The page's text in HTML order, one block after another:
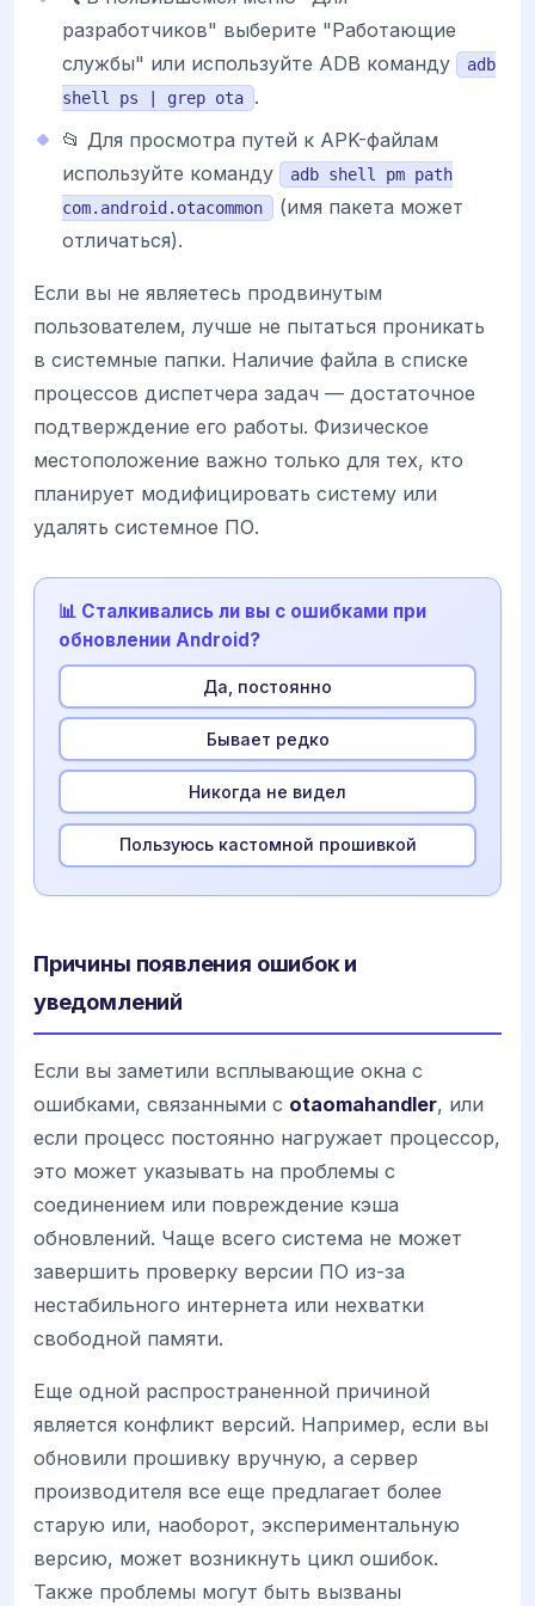
разработчиков" выберите "Работающие
службы" или используйте ADB команду
adb
shell ps | grep ota
.
📂 Для просмотра путей к APK-файлам
используйте команду
adb shell pm path
com.android.otacommon
(имя пакета может
отличаться).
Если вы не являетесь продвинутым
пользователем, лучше не пытаться проникать
в системные папки. Наличие файла в списке
процессов диспетчера задач — достаточное
подтверждение его работы. Физическое
местоположение важно только для тех, кто
планирует модифицировать систему или
удалять системное ПО.
📊 Сталкивались ли вы с ошибками при
обновлении Android?
Да, постоянно
Бывает редко
Никогда не видел
Пользуюсь кастомной прошивкой
Причины появления ошибок и
уведомлений
Если вы заметили всплывающие окна с
ошибками, связанными с otaomahandler, или
если процесс постоянно нагружает процессор,
это может указывать на проблемы с
соединением или повреждение кэша
обновлений. Чаще всего система не может
завершить проверку версии ПО из-за
нестабильного интернета или нехватки
свободной памяти.
Еще одной распространенной причиной
является конфликт версий. Например, если вы
обновили прошивку вручную, а сервер
производителя все еще предлагает более
старую или, наоборот, экспериментальную
версию, может возникнуть цикл ошибок.
Также проблемы могут быть вызваны